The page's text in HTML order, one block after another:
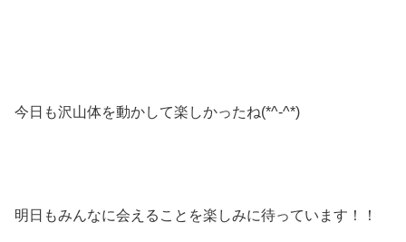
今日も沢山体を動かして楽しかったね(*^-^*)
明日もみんなに会えることを楽しみに待っています！！